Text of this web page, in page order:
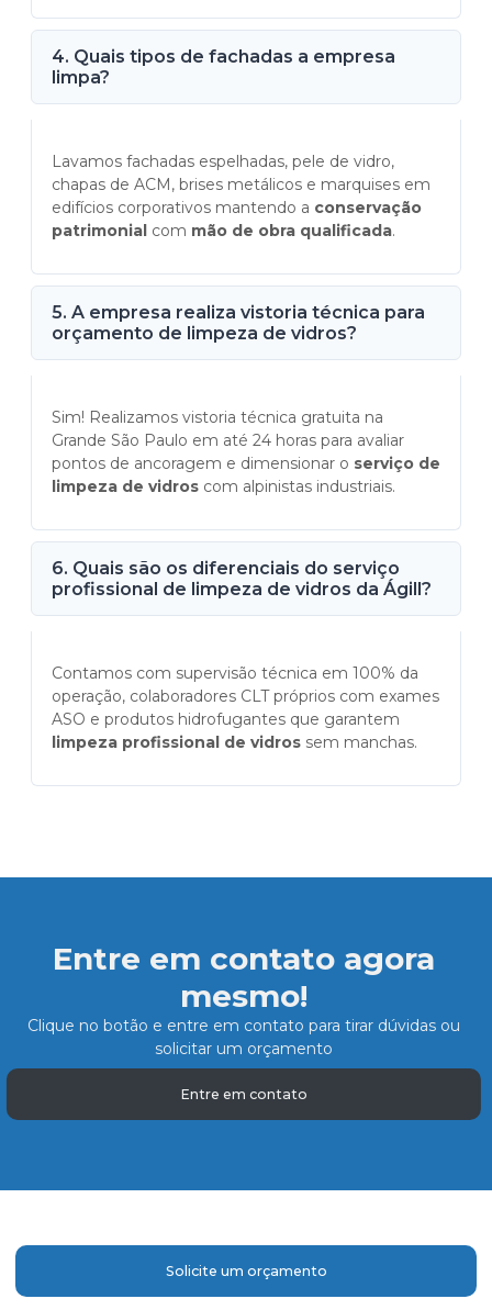
4. Quais tipos de fachadas a empresa
limpa?
Lavamos fachadas espelhadas, pele de vidro,
chapas de ACM, brises metálicos e marquises em
edifícios corporativos mantendo a conservação
patrimonial com mão de obra qualificada.
5. A empresa realiza vistoria técnica para
orçamento de limpeza de vidros?
Sim! Realizamos vistoria técnica gratuita na
Grande São Paulo em até 24 horas para avaliar
pontos de ancoragem e dimensionar o serviço de
limpeza de vidros com alpinistas industriais.
6. Quais são os diferenciais do serviço
profissional de limpeza de vidros da Ágill?
Contamos com supervisão técnica em 100% da
operação, colaboradores CLT próprios com exames
ASO e produtos hidrofugantes que garantem
limpeza profissional de vidros sem manchas.
Entre em contato agora
mesmo!
Clique no botão e entre em contato para tirar dúvidas ou
solicitar um orçamento
Entre em contato
Solicite um orçamento